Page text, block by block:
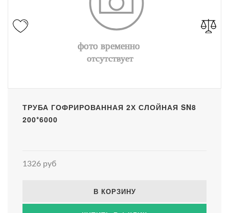
ТРУБА ГОФРИРОВАННАЯ 2Х СЛОЙНАЯ SN8
200*6000
1326 руб
В КОРЗИНУ